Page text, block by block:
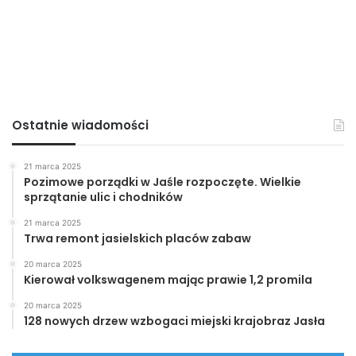
Ostatnie wiadomości
21 marca 2025
Pozimowe porządki w Jaśle rozpoczęte. Wielkie
sprzątanie ulic i chodników
21 marca 2025
Trwa remont jasielskich placów zabaw
20 marca 2025
Kierował volkswagenem mając prawie 1,2 promila
20 marca 2025
128 nowych drzew wzbogaci miejski krajobraz Jasła